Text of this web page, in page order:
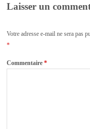
Laisser un
Votre adresse e-mail ne sera pas
*
Commentaire*